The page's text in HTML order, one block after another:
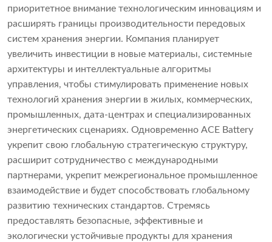
приоритетное внимание технологическим инновациям и
расширять границы производительности передовых
систем хранения энергии. Компания планирует
увеличить инвестиции в новые материалы, системные
архитектуры и интеллектуальные алгоритмы
управления, чтобы стимулировать применение новых
технологий хранения энергии в жилых, коммерческих,
промышленных, дата-центрах и специализированных
энергетических сценариях. Одновременно ACE Battery
укрепит свою глобальную стратегическую структуру,
расширит сотрудничество с международными
партнерами, укрепит межрегиональное промышленное
взаимодействие и будет способствовать глобальному
развитию технических стандартов. Стремясь
предоставлять безопасные, эффективные и
экологически устойчивые продукты для хранения